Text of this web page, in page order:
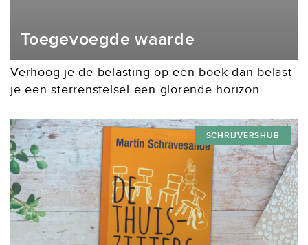
Toegevoegde waarde
Verhoog je de belasting op een boek dan belast
je een sterrenstelsel een glorende horizon
verbeeldingdan leg je rivieren droog dan barst...
SCHRIJVERSHUB